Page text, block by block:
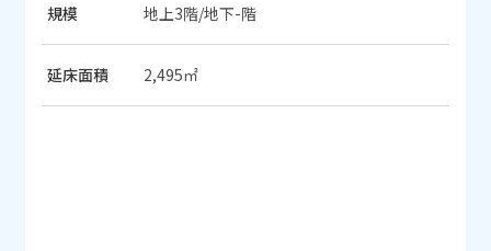
規模 地上3階/地下-階
延床面積 2,495㎡